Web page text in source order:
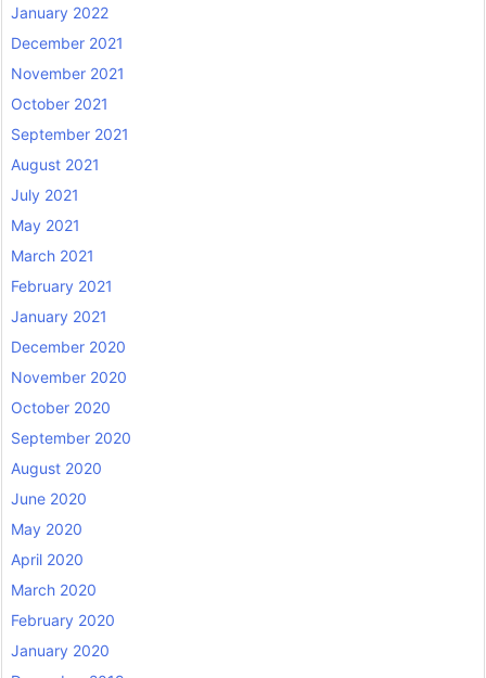
January 2022
December 2021
November 2021
October 2021
September 2021
August 2021
July 2021
May 2021
March 2021
February 2021
January 2021
December 2020
November 2020
October 2020
September 2020
August 2020
June 2020
May 2020
April 2020
March 2020
February 2020
January 2020